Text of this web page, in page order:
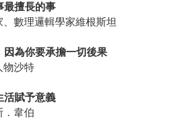
最擅長的事
數理邏輯學家維根斯坦
因為你要承擔一切後果
物沙特
活賦予意義
．韋伯